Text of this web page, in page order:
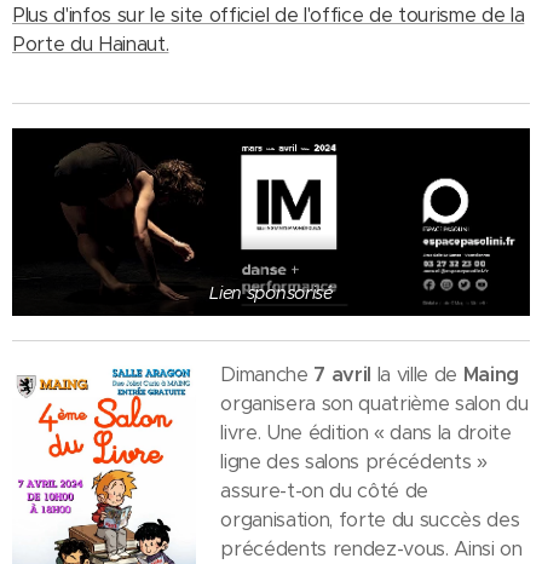
Plus d'infos sur le site officiel de l'office de tourisme de la
Porte du Hainaut.
Lien sponsorisé
Dimanche 7 avril la ville de Maing
organisera son quatrième salon du
livre. Une édition « dans la droite
ligne des salons précédents »
assure-t-on du côté de
organisation, forte du succès des
précédents rendez-vous. Ainsi on